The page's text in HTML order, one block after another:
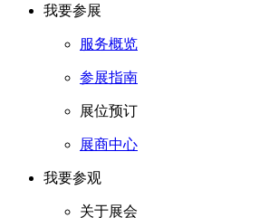
我要参展
服务概览
参展指南
展位预订
展商中心
我要参观
关于展会